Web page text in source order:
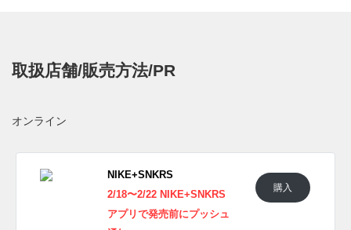
日間に渡り2018年にリリースされた"AIR JORDAN 1"がリス
WMNS AJ1 REBELが15,660円 (税込)。
ナイキジャパン公式のLINEにて通知を選択することで事前
にURLが告知される
取扱店舗/販売方法/PR
オンライン
NIKE+SNKRS
2/18〜2/22 NIKE+SNKRS
アプリで発売前にプッシュ
購入